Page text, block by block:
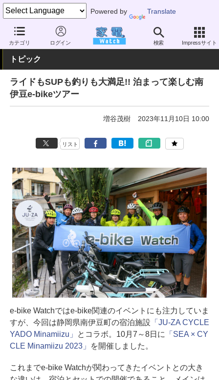
Powered by Translate
カテゴリ ログイン 検索 Impressサイト
家電 Watch その他・家電 アウトドア 電動自転車
トピック
ライドもSUPも釣りも大満足!! 泊まって楽しむ南
伊豆e-bikeツアー
増谷茂樹 2023年11月10日 10:00
リスト
e-bike Watchではe-bike関連のイベントにも注力していま
すが、今回は静岡県南伊豆町の宿泊施設 「JU-ZA CYCLE
YADO Minamiizu」
とコラボ。10月7～8日に 「SEA × CY
CLE Minamiizu 2023」
を開催しました。
これまでe-bike Watchが関わってきたイベントとの大き